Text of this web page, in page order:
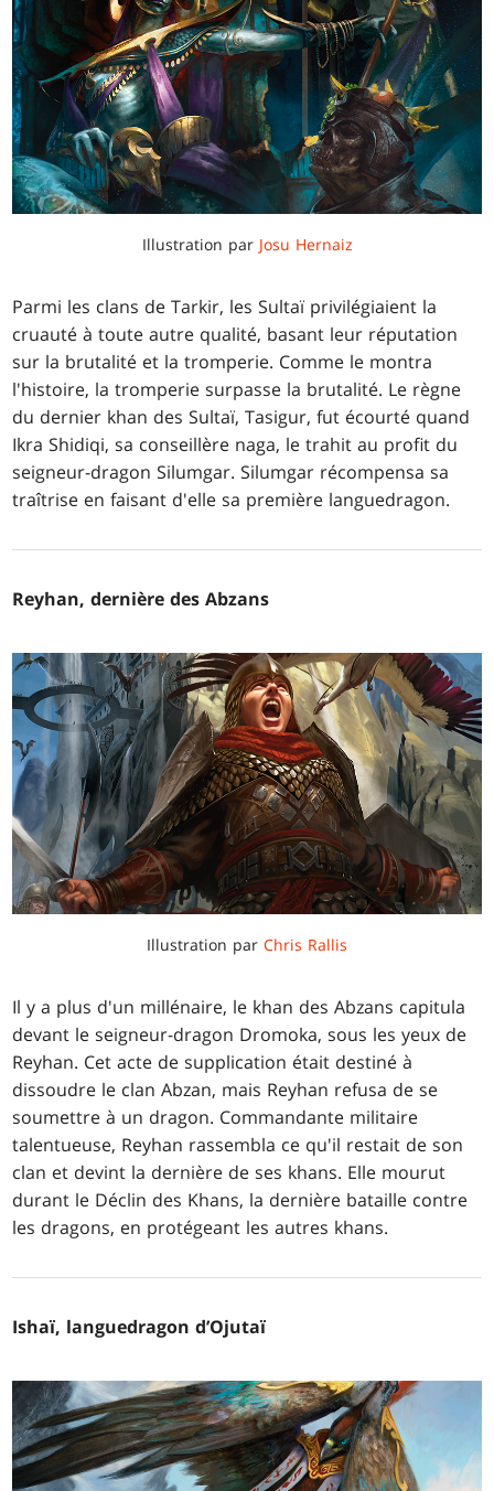
Illustration par Josu Hernaiz
Parmi les clans de Tarkir, les Sultaï privilégiaient la
cruauté à toute autre qualité, basant leur réputation
sur la brutalité et la tromperie. Comme le montra
l'histoire, la tromperie surpasse la brutalité. Le règne
du dernier khan des Sultaï, Tasigur, fut écourté quand
Ikra Shidiqi, sa conseillère naga, le trahit au profit du
seigneur-dragon Silumgar. Silumgar récompensa sa
traîtrise en faisant d'elle sa première languedragon.
Reyhan, dernière des Abzans
Illustration par Chris Rallis
Il y a plus d'un millénaire, le khan des Abzans capitula
devant le seigneur-dragon Dromoka, sous les yeux de
Reyhan. Cet acte de supplication était destiné à
dissoudre le clan Abzan, mais Reyhan refusa de se
soumettre à un dragon. Commandante militaire
talentueuse, Reyhan rassembla ce qu'il restait de son
clan et devint la dernière de ses khans. Elle mourut
durant le Déclin des Khans, la dernière bataille contre
les dragons, en protégeant les autres khans.
Ishaï, languedragon d’Ojutaï